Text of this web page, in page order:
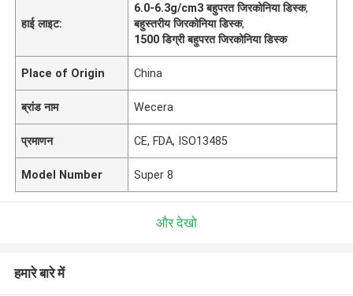
हाई लाइट:
6.0-6.3g/cm3 बहुपरत जिरकोनिया डिस्क,
बहुस्तरीय जिरकोनिया डिस्क,
1500 डिग्री बहुपरत जिरकोनिया डिस्क
Place of Origin China
ब्रांड नाम Wecera
प्रमाणन CE, FDA, ISO13485
Model Number Super 8
और देखो
हमारे बारे में